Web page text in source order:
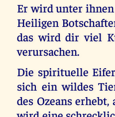
Er wird unter
Heiligen
das wird dir viel
verursachen.
Die spirituelle
sich ein wildes
des Ozeans